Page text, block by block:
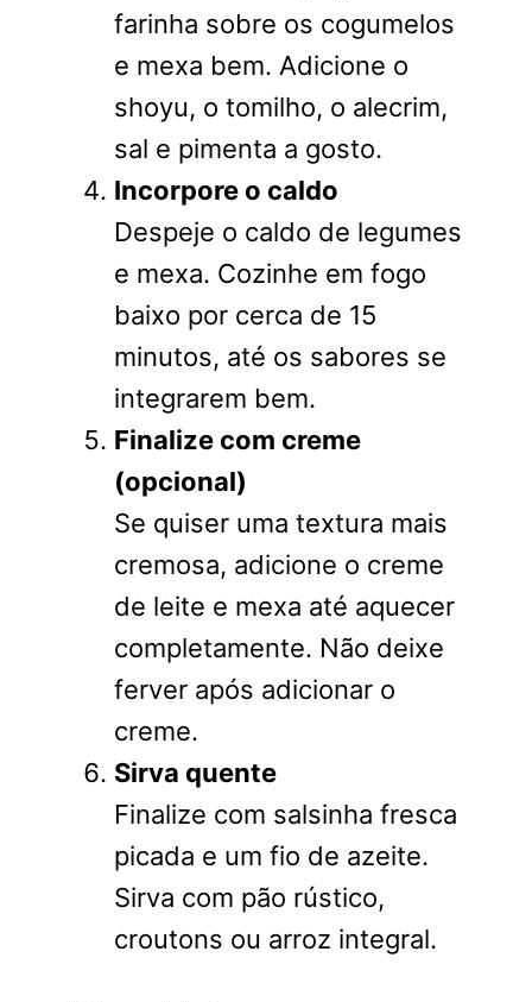
farinha sobre os cogumelos
e mexa bem. Adicione o
shoyu, o tomilho, o alecrim,
sal e pimenta a gosto.
Incorpore o caldo
Despeje o caldo de legumes
e mexa. Cozinhe em fogo
baixo por cerca de 15
minutos, até os sabores se
integrarem bem.
Finalize com creme
(opcional)
Se quiser uma textura mais
cremosa, adicione o creme
de leite e mexa até aquecer
completamente. Não deixe
ferver após adicionar o
creme.
Sirva quente
Finalize com salsinha fresca
picada e um fio de azeite.
Sirva com pão rústico,
croutons ou arroz integral.